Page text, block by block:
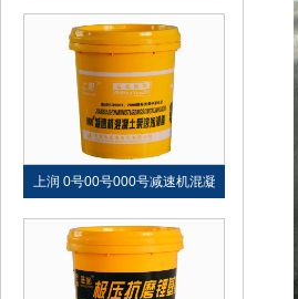
上润 0号00号000号减速机混凝